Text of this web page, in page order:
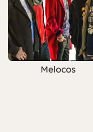
Melocos